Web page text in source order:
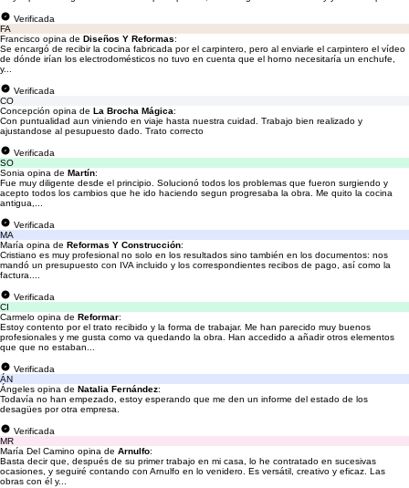
Verificada
FA
Francisco opina de Diseños Y Reformas:
Se encargó de recibir la cocina fabricada por el carpintero, pero al enviarle el carpintero el vídeo
de dónde irían los electrodomésticos no tuvo en cuenta que el horno necesitaría un enchufe,
y...
Verificada
CO
Concepción opina de La Brocha Mágica:
Con puntualidad aun viniendo en viaje hasta nuestra cuidad. Trabajo bien realizado y
ajustandose al pesupuesto dado. Trato correcto
Verificada
SO
Sonia opina de Martín:
Fue muy diligente desde el principio. Solucionó todos los problemas que fueron surgiendo y
acepto todos los cambios que he ido haciendo segun progresaba la obra. Me quito la cocina
antigua,...
Verificada
MA
María opina de Reformas Y Construcción:
Cristiano es muy profesional no solo en los resultados sino también en los documentos: nos
mandó un presupuesto con IVA incluido y los correspondientes recibos de pago, así como la
factura....
Verificada
CI
Carmelo opina de Reformar:
Estoy contento por el trato recibido y la forma de trabajar. Me han parecido muy buenos
profesionales y me gusta como va quedando la obra. Han accedido a añadir otros elementos
que que no estaban...
Verificada
ÁN
Ángeles opina de Natalia Fernández:
Todavía no han empezado, estoy esperando que me den un informe del estado de los
desagües por otra empresa.
Verificada
MR
María Del Camino opina de Arnulfo:
Basta decir que, después de su primer trabajo en mi casa, lo he contratado en sucesivas
ocasiones, y seguiré contando con Arnulfo en lo venidero. Es versátil, creativo y eficaz. Las
obras con él y...